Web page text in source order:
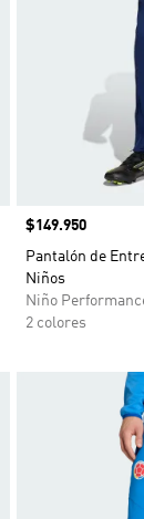
Precio
$149.950
Pantalón de
Niños
Niño
2 colores
Añadir a la lista de